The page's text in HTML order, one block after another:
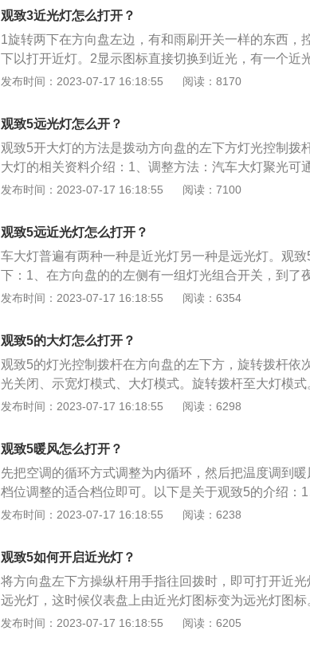
光灯；机动车在夜间没有路灯、照明不良或者遇有雾、
能见度情况下行驶时，同方向行驶的后车与前车近距离
机动车在夜间通过急弯、坡路、拱桥、人行横道或者没
时，应当交替使用远近光灯示意；夜间车辆通过照明
灯。示廓灯使用：在雾天开车，阴雨天气开车，夜间开
观致3近光灯怎么打开？
1旋转两下在方向盘左边，有和雨刷开关一样的东西，
下以打开近灯。2显示图标直接切换到近光，有一个近
果远灯亮，方向盘左边左转向灯控制杆向下，仪表就会
替。
发布时间：2023-07-17 16:18:55 阅读：8170
观致5远光灯怎么开？
观致5开大灯的方法是拨动方向盘的左下方灯光控制拨
大灯的相关资料介绍：1、调整方法：汽车大灯聚光可
整，调节灯光位置通过调节大灯背后相应位置的调节旋
到墙面，然后观察车灯是否偏移或过高过低。2、大灯
灯光聚光好是因为钨丝点亮发光，光线源自一个中心点
光”，点光源通过灯光的折射，聚拢在一起照向前方并
方足够的视野亮度。
发布时间：2023-07-17 16:18:55 阅读：7100
观致5远近光灯怎么打开？
车大灯普遍有两种一种是近光灯另一种是远光灯。观
下：1、在方向盘的的左侧有一组灯光组合开关，到了
一格是打开仪表盘灯光在旋转一格是近光灯。近光灯在
2、在路边没有路灯或者道路笔直遥远的视线较暗的夜
转一格就是远光灯。
发布时间：2023-07-17 16:18:55 阅读：6354
观致5的大灯怎么打开？
观致5的灯光控制拨杆在方向盘的左下方，旋转拨杆依
光关闭、示宽灯模式、大灯模式。旋转拨杆至大灯模
致5部分车型配备有自动开启大灯的功能，将大灯调整
车。观致5的灯光控制拨杆还集成了前后雾灯开关，开
杆，拉一下是前雾灯开，再拉下是后雾灯开，关闭是推
后视镜上，在即将转方向时需要提前打开转向灯。往
制杆，往右转向则是往上拨一下灯光控制杆。如果赶上
视线受阻，那么即使在白天也必须打开近光灯。只有在
甚至造成交通事故。
发布时间：2023-07-17 16:18:55 阅读：6298
观致5暖风怎么打开？
先把空调的循环方式调整为内循环，然后把温度调到
档位调整的适合档位即可。以下是关于观致5的介绍：
外观设计，整体风格很好的沿袭了观致3的设计语言，
手的低配车型弱，再加上价格因素和配置，其性价比也
简约平淡为主，十分耐看。8英寸的屏幕并不小，功能
区域使用也要比纯触摸的更为方便。4、在品质方面，
6年10万公里的保修策略，最大限度的给车主提供了售
发布时间：2023-07-17 16:18:55 阅读：6238
观致5如何开启近光灯？
将方向盘左下方操纵杆用手指往回拨时，即可打开近
远光灯，这时候仪表盘上由近光灯图标变为远光灯图标
现在车辆灯光开关基本都是拨杆式开关和旋钮式开关，
发布时间：2023-07-17 16:18:55 阅读：6205